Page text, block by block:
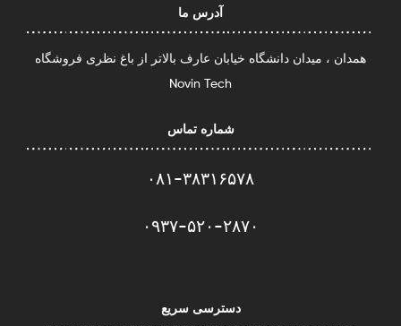
آدرس ما
همدان ، میدان دانشگاه خیابان عارف بالاتر از باغ نظری فروشگاه
Novin Tech
شماره تماس
۰۸۱-۳۸۳۱۶۵۷۸
۰۹۳۷-۵۲۰-۲۸۷۰​
دسترسی سریع